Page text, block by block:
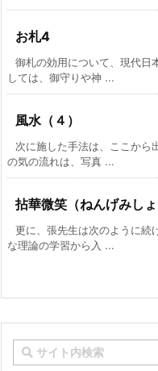
お札4
御札の効用について、現代日
しては、御守りや神 ...
風水（４）
次に施した手法は、ここから
の気の流れは、写真 ...
拈華微笑（ねんげみし
更に、張先生は次のように続
な理論の学習から入 ...